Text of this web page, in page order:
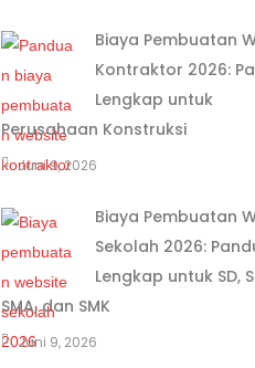
Biaya Pembuatan
Kontraktor 2026:
Lengkap untuk
Perusahaan Konstruksi
Juni 9, 2026
Biaya Pembuatan
Sekolah 2026:
Lengkap untuk SD,
SMA, dan SMK
Juni 9, 2026